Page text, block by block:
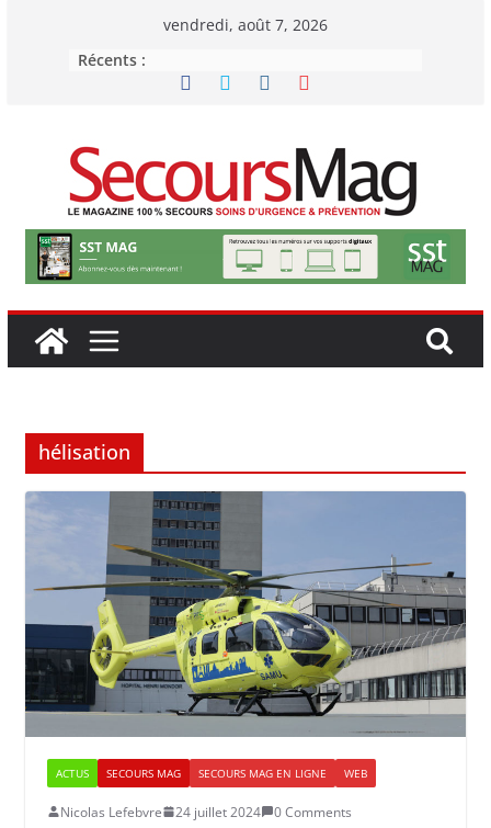
vendredi, août 7, 2026
Récents :
hélisation
ACTUS SECOURS MAG SECOURS MAG EN LIGNE WEB
Nicolas Lefebvre 24 juillet 2024
0 Comments